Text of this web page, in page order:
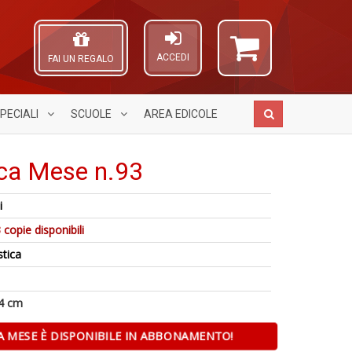
ACCEDI
FAI UN REGALO
SCUOLE AREA EDICOLE
Mese n.93
copie disponibili
cm
MESE È DISPONIBILE IN ABBONAMENTO!